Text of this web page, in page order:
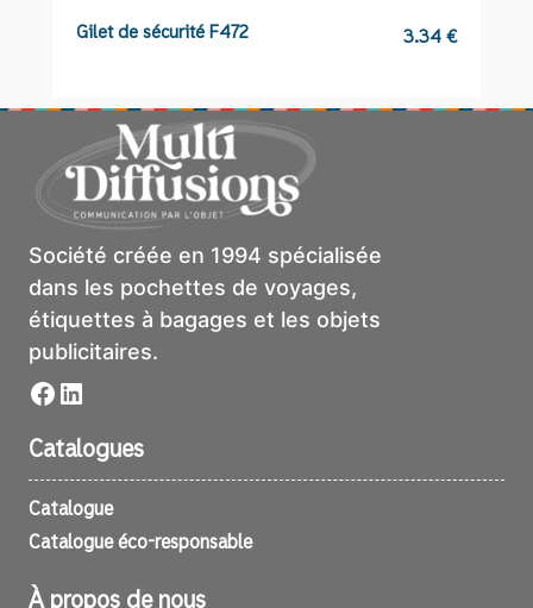
Gilet de sécurité F472 3.34€
Société créée en 1994 spécialisée
dans les pochettes de voyages,
étiquettes à bagages et les objets
publicitaires.
Facebook
LinkedIn
Catalogues
Catalogue
Catalogue éco-responsable
À propos de nous